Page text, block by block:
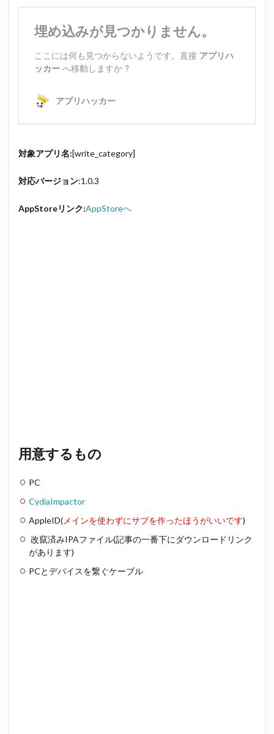
対象アプリ名:[write_category]
対応バージョン:1.0.3
AppStoreリンク:AppStoreへ
用意するもの
PC
CydiaImpactor
AppleID( メインを使わずにサブを作ったほうがいいです)
改竄済みIPAファイル(記事の一番下にダウンロードリンク
があります)
PCとデバイスを繋ぐケーブル